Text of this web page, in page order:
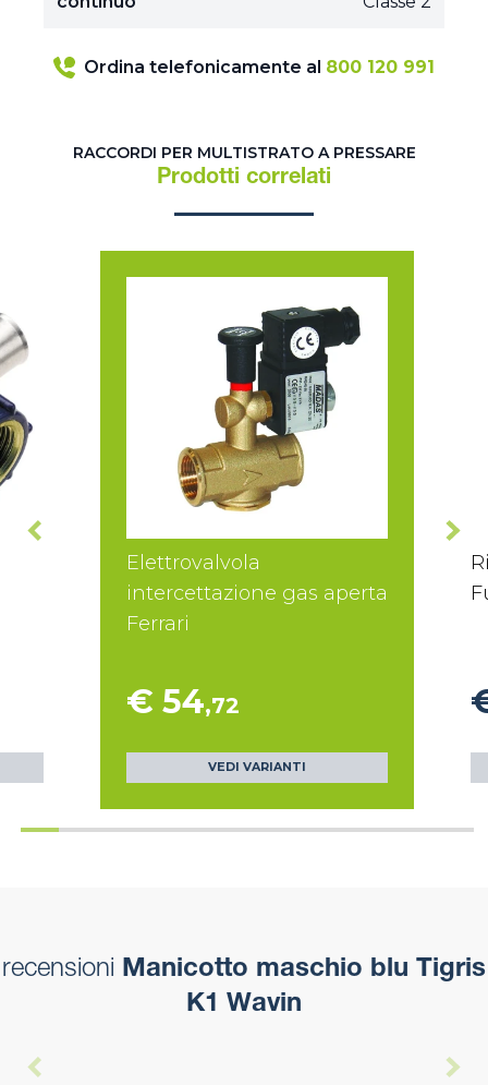
Ordina telefonicamente al 800 120 991
RACCORDI PER MULTISTRATO A PRESSARE
Prodotti correlati
Elettrovalvola
intercettazione gas aperta
Ferrari
€ 54,72
VEDI VARIANTI
recensioni Manicotto maschio blu Tigris
K1 Wavin